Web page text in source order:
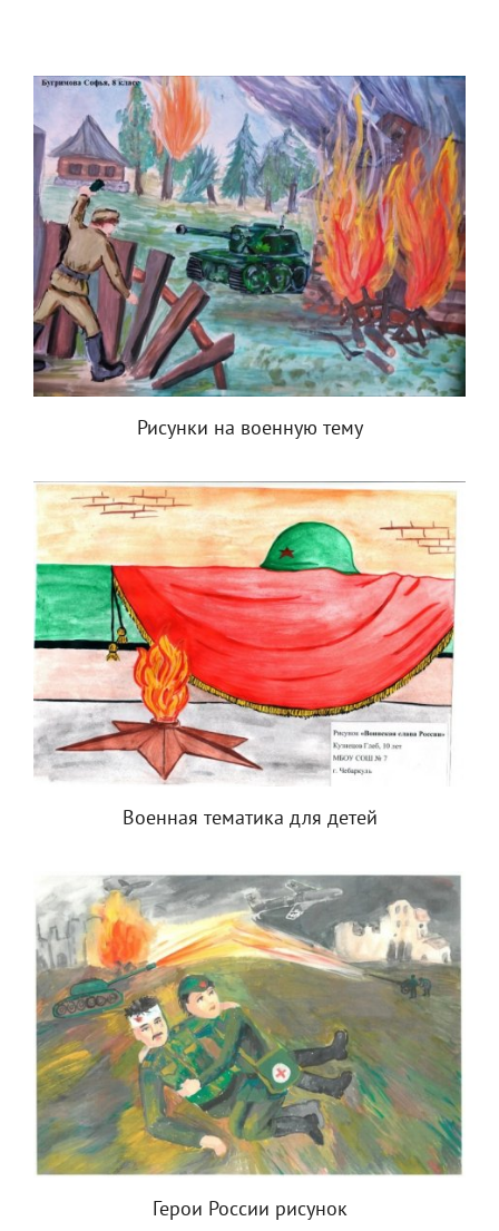
Рисунки на военную тему
Военная тематика для детей
Герои России рисунок